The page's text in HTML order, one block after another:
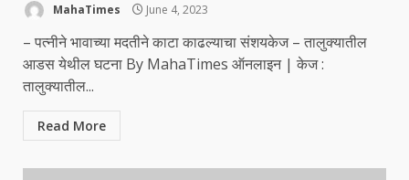
MahaTimes June 4, 2023
– पत्नीने भावाच्या मदतीने काटा काढल्याचा संशयकेज – तालुक्यातील
आडस येथील घटना By MahaTimes ऑनलाइन | केज :
तालुक्यातील...
Read More